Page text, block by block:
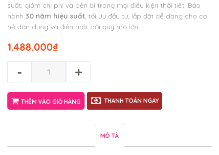
suất, giảm chi phí và bền bỉ trong mọi điều kiện thời tiết. Bảo
hành 30 năm hiệu suất, tối ưu đầu tư, lắp đặt dễ dàng cho cả
hệ dân dụng và điện mặt trời quy mô lớn.
₫
1.488.000
- +
THÊM VÀO GIỎ HÀNG THANH TOÁN NGAY
MÔ TẢ